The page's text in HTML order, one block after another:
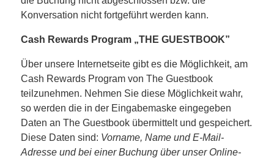
Konversation nicht fortgeführt werden kann.
Cash Rewards Program „THE GUESTBOOK”
Über unsere Internetseite gibt es die Möglichkeit, am
Cash Rewards Program von The Guestbook
teilzunehmen. Nehmen Sie diese Möglichkeit wahr,
so werden die in der Eingabemaske eingegeben
Daten an The Guestbook übermittelt und gespeichert.
Diese Daten sind: Vorname, Name und E-Mail-
Adresse und bei einer Buchung über unser Online-